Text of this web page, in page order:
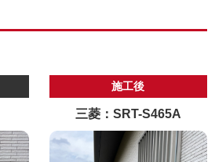
施工後
三菱：SRT-S465A